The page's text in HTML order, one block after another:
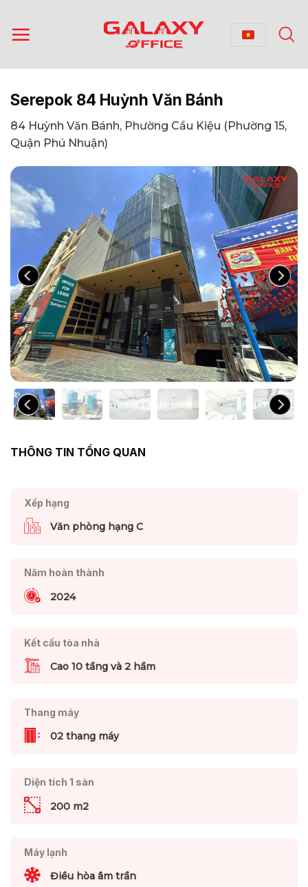
qua
nội
Serepok 84 Huỳnh Văn Bánh
84 Huỳnh Văn Bánh, Phường Cầu Kiệu (Phường 15,
Quận Phú Nhuận)
THÔNG TIN TỔNG QUAN
Xếp hạng
Văn phòng hạng C
Năm hoàn thành
2024
Kết cấu tòa nhà
Cao 10 tầng và 2 hầm
Thang máy
02 thang máy
Diện tích 1 sàn
200 m2
Máy lạnh
Điều hòa âm trần